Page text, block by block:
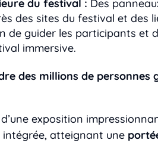
du festival : Des
des sites du festival et des
de guider les participants et
immersive.
des millions de personnes
exposition
atteignant une